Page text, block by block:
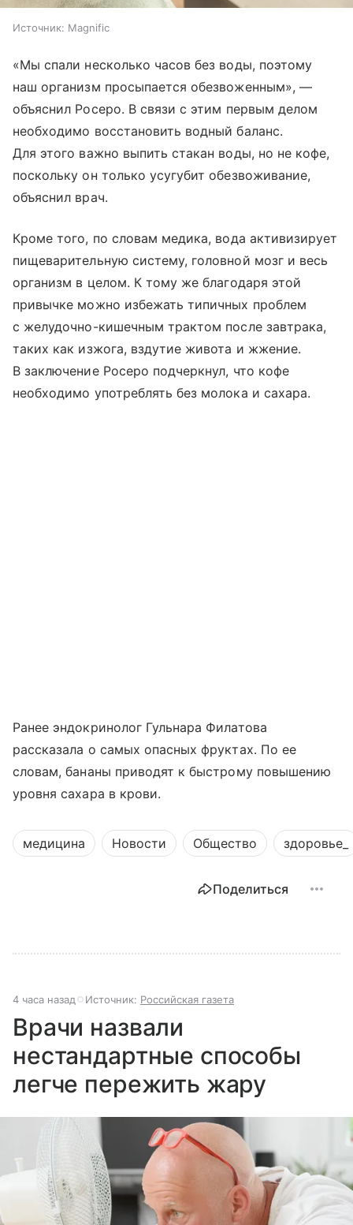
Источник: Magnific
«Мы спали несколько часов без воды, поэтому
наш организм просыпается обезвоженным», —
объяснил Росеро. В связи с этим первым делом
необходимо восстановить водный баланс.
Для этого важно выпить стакан воды, но не кофе,
поскольку он только усугубит обезвоживание,
объяснил врач.
Кроме того, по словам медика, вода активизирует
пищеварительную систему, головной мозг и весь
организм в целом. К тому же благодаря этой
привычке можно избежать типичных проблем
с желудочно-кишечным трактом после завтрака,
таких как изжога, вздутие живота и жжение.
В заключение Росеро подчеркнул, что кофе
необходимо употреблять без молока и сахара.
Ранее эндокринолог Гульнара Филатова
рассказала о самых опасных фруктах. По ее
словам, бананы приводят к быстрому повышению
уровня сахара в крови.
медицина Новости Общество здоровье_
Поделиться
4 часа назад Источник: Российская газета
Врачи назвали
нестандартные способы
легче пережить жару